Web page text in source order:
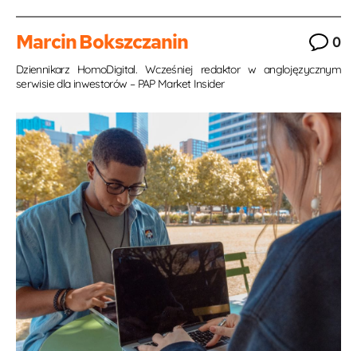
Marcin Bokszczanin 0
Dziennikarz HomoDigital. Wcześniej redaktor w anglojęzycznym
serwisie dla inwestorów – PAP Market Insider